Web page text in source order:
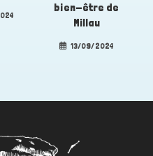
bien-être de
Millau
13/09/2024